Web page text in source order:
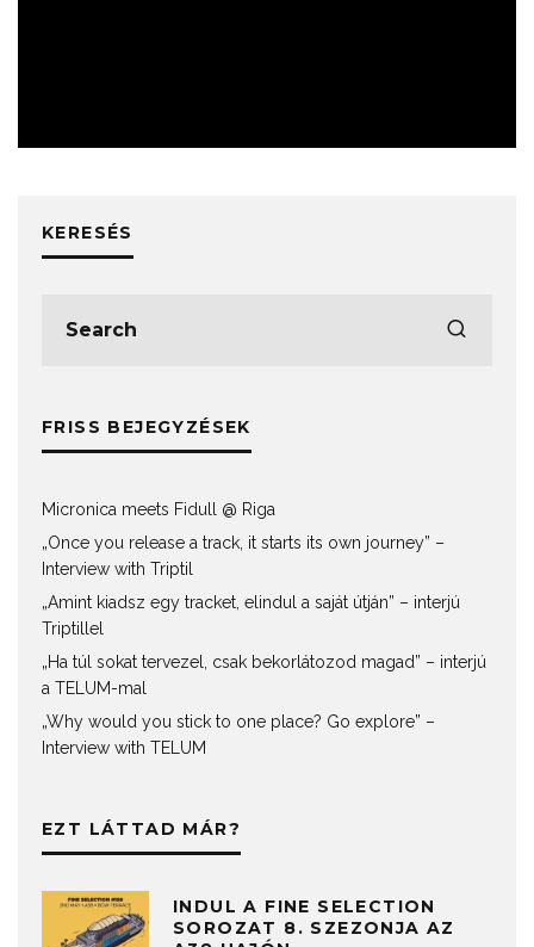
KERESÉS
FRISS BEJEGYZÉSEK
Micronica meets Fidull @ Riga
„Once you release a track, it starts its own journey” –
Interview with Triptil
„Amint kiadsz egy tracket, elindul a saját útján” – interjú
Triptillel
„Ha túl sokat tervezel, csak bekorlátozod magad” – interjú
a TELUM-mal
„Why would you stick to one place? Go explore” –
Interview with TELUM
EZT LÁTTAD MÁR?
INDUL A FINE SELECTION
SOROZAT 8. SZEZONJA AZ